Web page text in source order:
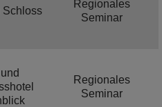
Schloss
Regionales
Seminar
Regionales
Seminar